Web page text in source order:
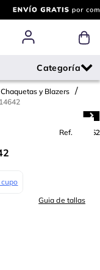
Chaquetas y Blazers
Ref.
793062
Guia de tallas